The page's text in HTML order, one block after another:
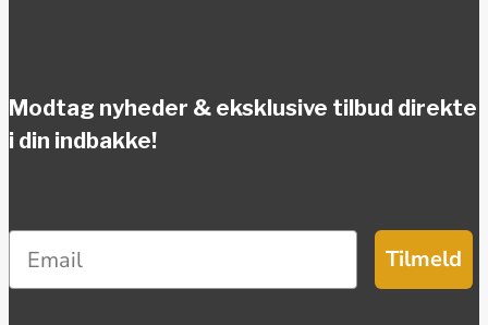
Modtag nyheder & eksklusive tilbud direkte
i din indbakke!
Tilmeld